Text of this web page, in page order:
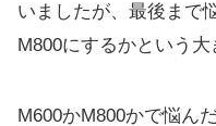
いましたが、最後まで
M800にするかという大
M600かM800かで悩ん